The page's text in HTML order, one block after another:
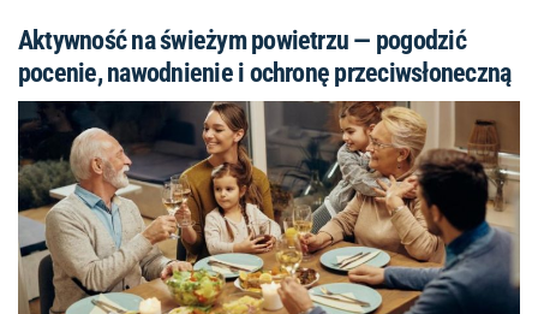
Aktywność na świeżym powietrzu — pogodzić
pocenie, nawodnienie i ochronę przeciwsłoneczną